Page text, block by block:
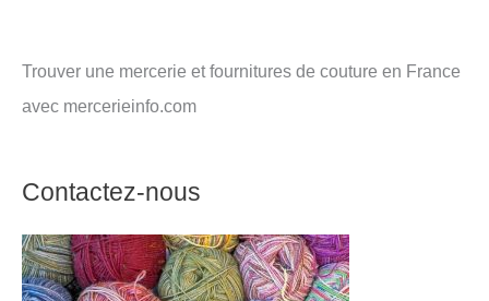
Trouver une mercerie et fournitures de couture en France
avec mercerieinfo.com
Contactez-nous